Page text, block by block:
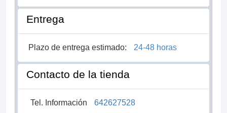
Entrega
Plazo de entrega estimado: 24-48 horas
Contacto de la tienda
Tel. Información 642627528